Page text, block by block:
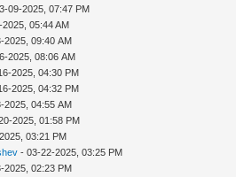
09-2025, 07:47 PM
05:44 AM
2025, 09:40 AM
2025, 08:06 AM
2025, 04:30 PM
2025, 04:32 PM
2025, 04:55 AM
2025, 01:58 PM
03:21 PM
- 03-22-2025, 03:25 PM
2025, 02:23 PM